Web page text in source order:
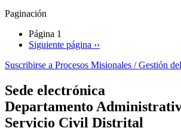
Paginación
Página 1
Siguiente página ››
Suscribirse a Procesos Misionales / Gestión
Sede electrónica
Departamento
Servicio Civil Distrital